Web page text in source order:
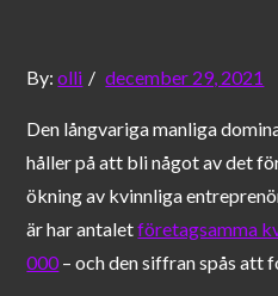
By:olli
Posted
december 29, 2021
Den långvariga manliga
håller på att bli något av det
ökning av kvinnliga
är har antaletföretagsamma
000– och den siffran spås att